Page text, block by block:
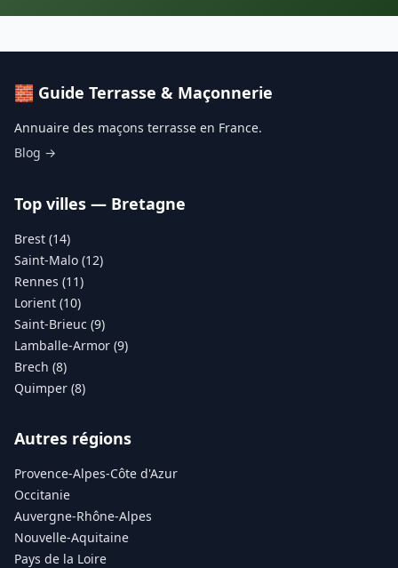
🧱 Guide Terrasse & Maçonnerie
Annuaire des maçons terrasse en France.
Blog →
Top villes — Bretagne
Brest (14)
Saint-Malo (12)
Rennes (11)
Lorient (10)
Saint-Brieuc (9)
Lamballe-Armor (9)
Brech (8)
Quimper (8)
Autres régions
Provence-Alpes-Côte d'Azur
Occitanie
Auvergne-Rhône-Alpes
Nouvelle-Aquitaine
Pays de la Loire